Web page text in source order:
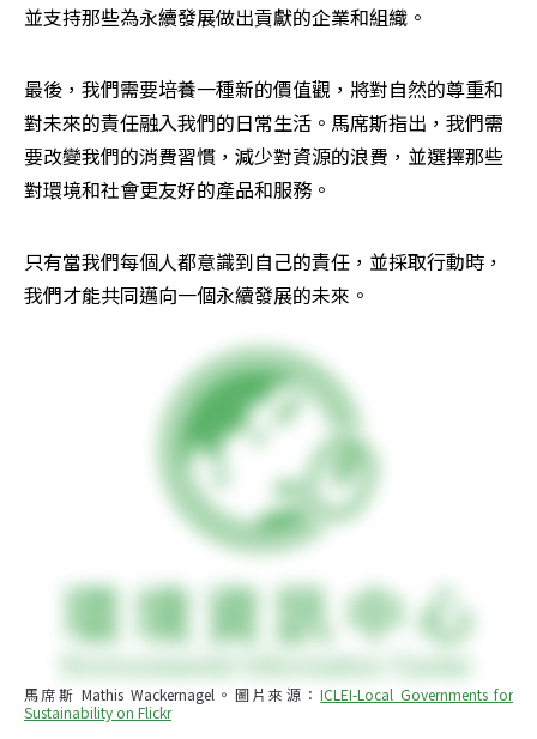
並支持那些為永續發展做出貢獻的企業和組織。
最後，我們需要培養一種新的價值觀，將對自然的尊重和
對未來的責任融入我們的日常生活。馬席斯指出，我們需
要改變我們的消費習慣，減少對資源的浪費，並選擇那些
對環境和社會更友好的產品和服務。
只有當我們每個人都意識到自己的責任，並採取行動時，
我們才能共同邁向一個永續發展的未來。
馬席斯 Mathis Wackernagel。圖片來源：ICLEI-Local Governments for
Sustainability on Flickr